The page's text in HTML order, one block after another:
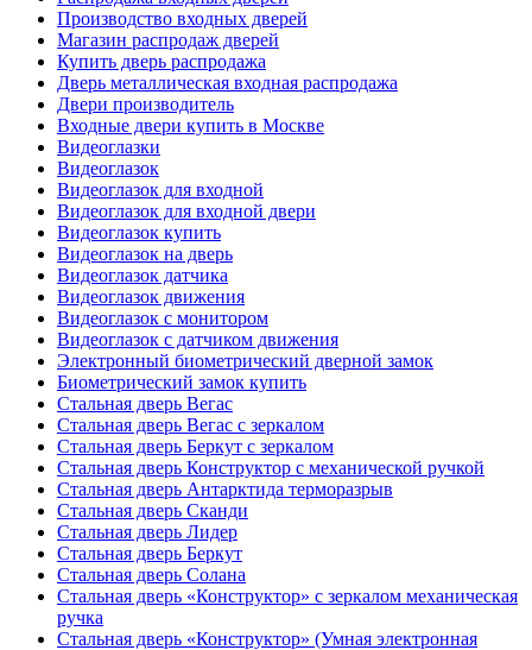
Производство входных дверей
Магазин распродаж дверей
Купить дверь распродажа
Дверь металлическая входная распродажа
Двери производитель
Входные двери купить в Москве
Видеоглазки
Видеоглазок
Видеоглазок для входной
Видеоглазок для входной двери
Видеоглазок купить
Видеоглазок на дверь
Видеоглазок датчика
Видеоглазок движения
Видеоглазок с монитором
Видеоглазок с датчиком движения
Электронный биометрический дверной замок
Биометрический замок купить
Стальная дверь Вегас
Стальная дверь Вегас с зеркалом
Стальная дверь Беркут с зеркалом
Стальная дверь Конструктор с механической ручкой
Стальная дверь Антарктида терморазрыв
Стальная дверь Сканди
Стальная дверь Лидер
Стальная дверь Беркут
Стальная дверь Солана
Стальная дверь «Конструктор» с зеркалом механическая
ручка
Стальная дверь «Конструктор» (Умная электронная